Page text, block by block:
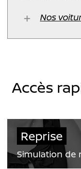
Nos
Accès
Reprise
Simulation de